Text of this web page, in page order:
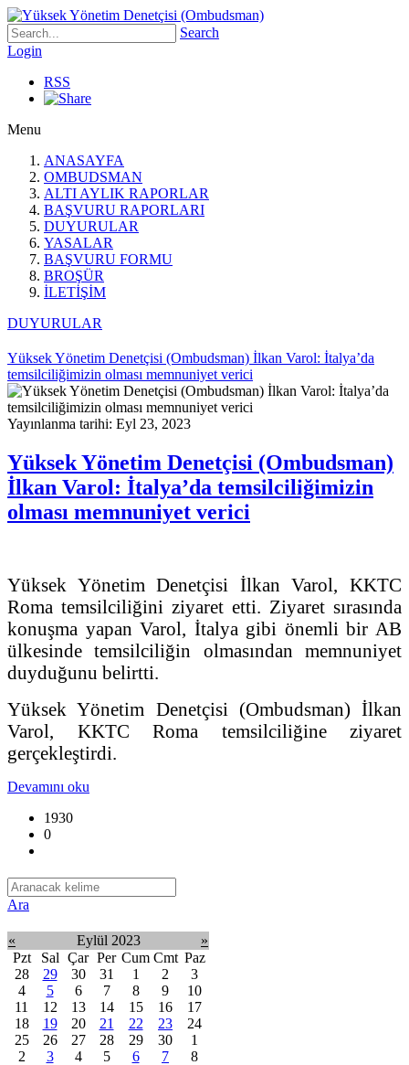
Search
Login
RSS
Menu
ANASAYFA
OMBUDSMAN
ALTI AYLIK RAPORLAR
BAŞVURU RAPORLARI
DUYURULAR
YASALAR
BAŞVURU FORMU
BROŞÜR
İLETİŞİM
DUYURULAR
Yüksek Yönetim Denetçisi (Ombudsman) İlkan Varol: İtalya’da
temsilciliğimizin olması memnuniyet verici
Yayınlanma tarihi: Eyl 23, 2023
Yüksek Yönetim Denetçisi (Ombudsman)
İlkan Varol: İtalya’da temsilciliğimizin
olması memnuniyet verici
Yüksek Yönetim Denetçisi İlkan Varol, KKTC
Roma temsilciliğini ziyaret etti. Ziyaret sırasında
konuşma yapan Varol, İtalya gibi önemli bir AB
ülkesinde temsilciliğin olmasından memnuniyet
duyduğunu belirtti.
Yüksek Yönetim Denetçisi (Ombudsman) İlkan
Varol, KKTC Roma temsilciliğine ziyaret
gerçekleştirdi.
Devamını oku
1930
0
Ara
« Eylül 2023
»
Pzt
Sal Çar Per Cum Cmt Paz
28
29 30 31 1 2
3
4
5 6 7 8 9
10
11
12 13 14 15 16
17
18
19 20 21 22 23
24
25
26 27 28 29 30
1
2
3 4 5 6 7 8